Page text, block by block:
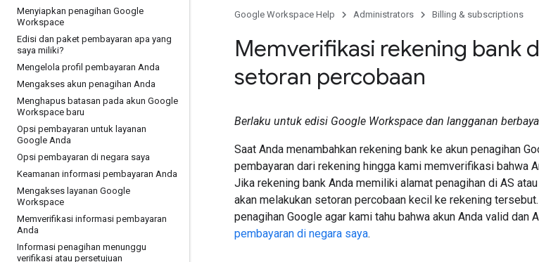
Menyiapkan penagihan Google
Workspace
Edisi dan paket pembayaran apa yang
saya miliki?
Mengelola profil pembayaran Anda
Mengakses akun penagihan Anda
Menghapus batasan pada akun Google
Workspace baru
Opsi pembayaran untuk layanan
Google Anda
Opsi pembayaran di negara saya
Keamanan informasi pembayaran Anda
Mengakses layanan Google
Workspace
Memverifikasi informasi pembayaran
Anda
Informasi penagihan menunggu
verifikasi atau persetujuan
Google Workspace Help Administrators Billing & subscriptions
Memverifikasi rekening bank
setoran percobaan
Berlaku untuk edisi Google Workspace dan langganan
Saat Anda menambahkan rekening bank ke akun penagihan
pembayaran dari rekening hingga kami memverifikasi bahwa
Jika rekening bank Anda memiliki alamat penagihan di AS
akan melakukan setoran percobaan kecil ke rekening
penagihan Google agar kami tahu bahwa akun Anda valid dan
pembayaran di negara saya.